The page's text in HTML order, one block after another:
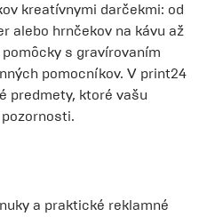
kreatívnymi darčekmi: od
alebo hrnčekov na kávu až
s gravírovaním
pomocníkov. V print24
predmety, ktoré vašu
a praktické reklamné